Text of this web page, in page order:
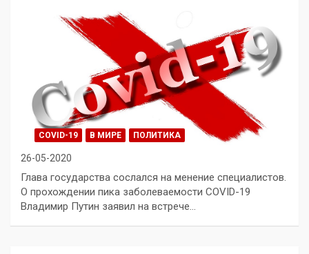
COVID-19 В МИРЕ ПОЛИТИКА
26-05-2020
Глава государства сослался на менение специалистов.
О прохождении пика заболеваемости COVID-19
Владимир Путин заявил на встрече…